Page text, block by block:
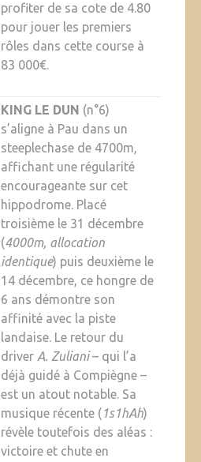
profiter de sa cote de 4.80
pour jouer les premiers
rôles dans cette course à
83 000€.
KING LE DUN (n°6)
s’aligne à Pau dans un
steeplechase de 4700m,
affichant une régularité
encourageante sur cet
hippodrome. Placé
troisième le 31 décembre
(4000m, allocation
identique) puis deuxième le
14 décembre, ce hongre de
6 ans démontre son
affinité avec la piste
landaise. Le retour du
driver A. Zuliani– qui l’a
déjà guidé à Compiègne –
est un atout notable. Sa
musique récente (1s1hAh)
révèle toutefois des aléas :
victoire et chute en